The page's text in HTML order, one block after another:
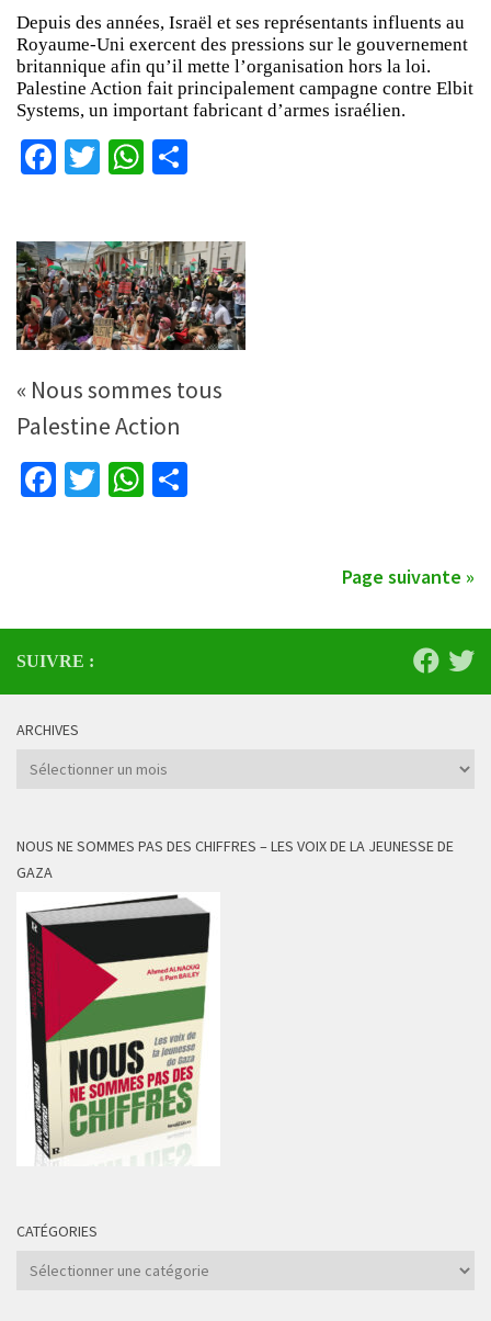
Depuis des années, Israël et ses représentants influents au
Royaume-Uni exercent des pressions sur le gouvernement
britannique afin qu’il mette l’organisation hors la loi.
Palestine Action fait principalement campagne contre Elbit
Systems, un important fabricant d’armes israélien.
Facebook
TwitterWhatsApp
« Nous sommes tous
Palestine Action
Facebook
TwitterWhatsApp
Page suivante »
SUIVRE :
ARCHIVES
Archives
NOUS NE SOMMES PAS DES CHIFFRES – LES VOIX DE LA JEUNESSE DE
GAZA
CATÉGORIES
Catégories